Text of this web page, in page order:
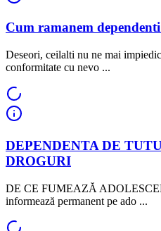
Cum ramanem
Deseori, ceilalti nu ne mai
conformitate cu nevo ...
DEPENDENTA DE
DROGURI
DE CE FUMEAZĂ
informează permanent pe ado ...